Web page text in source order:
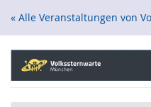
Zum
« Alle Veranstaltungen von